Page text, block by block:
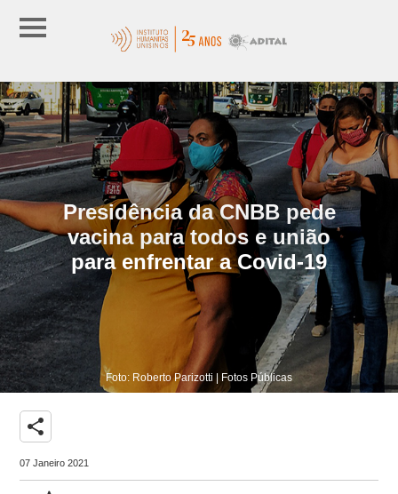
Presidência da CNBB pede
vacina para todos e união
para enfrentar a Covid-19
Foto: Roberto Parizotti | Fotos Públicas
share
07 Janeiro 2021